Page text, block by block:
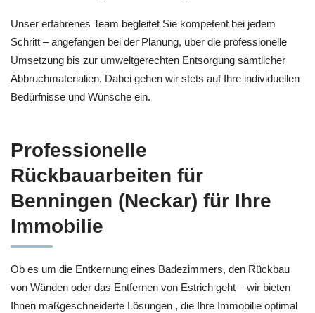
Unser erfahrenes Team begleitet Sie kompetent bei jedem
Schritt – angefangen bei der Planung, über die professionelle
Umsetzung bis zur umweltgerechten Entsorgung sämtlicher
Abbruchmaterialien. Dabei gehen wir stets auf Ihre individuellen
Bedürfnisse und Wünsche ein.
Professionelle
Rückbauarbeiten für
Benningen (Neckar) für Ihre
Immobilie
Ob es um die Entkernung eines Badezimmers, den Rückbau
von Wänden oder das Entfernen von Estrich geht – wir bieten
Ihnen maßgeschneiderte Lösungen , die Ihre Immobilie optimal